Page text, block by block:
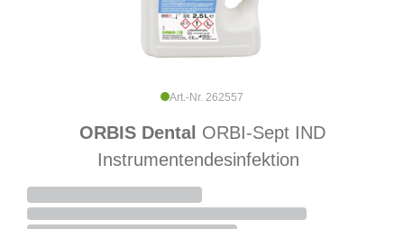
Art.-Nr. 262557
ORBIS Dental ORBI-Sept IND
Instrumentendesinfektion